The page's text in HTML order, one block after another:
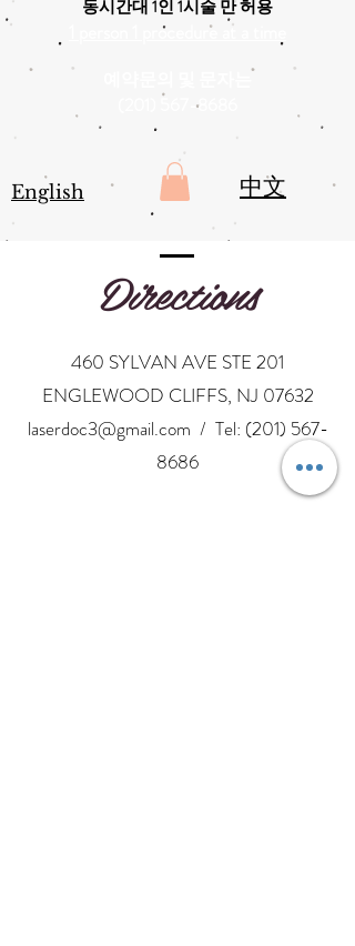
동시간대 1인 1시술 만 허용
1 person 1 procedure at a time
(201) 567-8686
English 中文
Directions
460 SYLVAN AVE STE 201
ENGLEWOOD CLIFFS, NJ 07632
laserdoc3@gmail.com / Tel: (201) 567-
8686